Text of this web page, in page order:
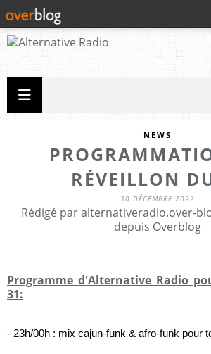
NEWS
RÉVEILLON
30 DÉCEMBRE 2022
Rédigé par alternativeradio.over-
depuis Overblog
Programme d'Alternative Radio
31:
- 23h/00h : mix cajun-funk & afro-funk pour